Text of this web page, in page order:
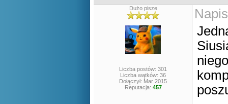
Dużo pisze
Liczba postów: 301
Liczba wątków: 36
Dołączył: Mar 2015
Reputacja: 457